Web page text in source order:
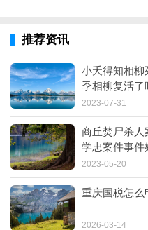
推荐资讯
小夭得知相柳
季相柳复活了
2023-07-31
商丘焚尸杀人
学忠案件事件
2023-05-20
重庆国税怎么
2026-03-14